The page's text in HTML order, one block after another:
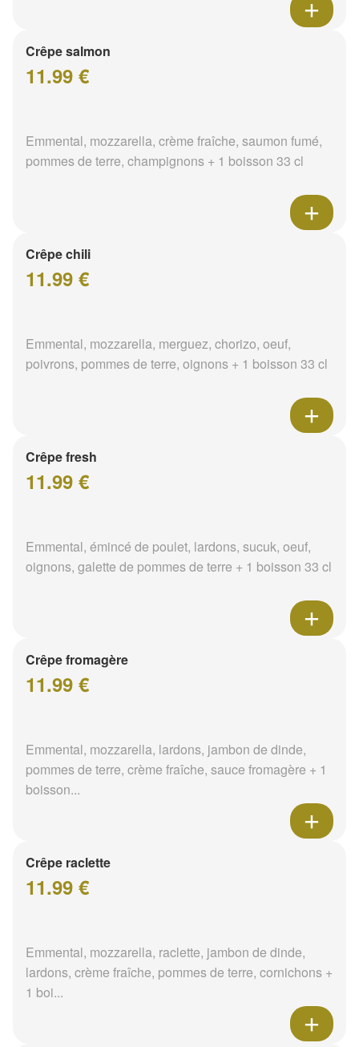
Crêpe salmon
11.99 €
Emmental, mozzarella, crème fraîche, saumon fumé,
pommes de terre, champignons + 1 boisson 33 cl
Crêpe chili
11.99 €
Emmental, mozzarella, merguez, chorizo, oeuf,
poivrons, pommes de terre, oignons + 1 boisson 33 cl
Crêpe fresh
11.99 €
Emmental, émincé de poulet, lardons, sucuk, oeuf,
oignons, galette de pommes de terre + 1 boisson 33 cl
Crêpe fromagère
11.99 €
Emmental, mozzarella, lardons, jambon de dinde,
pommes de terre, crème fraîche, sauce fromagère + 1
boisson...
Crêpe raclette
11.99 €
Emmental, mozzarella, raclette, jambon de dinde,
lardons, crème fraîche, pommes de terre, cornichons +
1 boi...